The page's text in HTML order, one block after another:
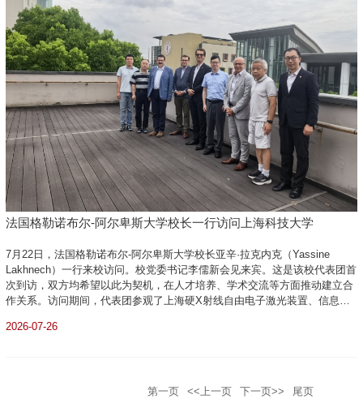
法国格勒诺布尔-阿尔卑斯大学校长一行访问上海科技大学
7月22日，法国格勒诺布尔-阿尔卑斯大学校长亚辛·拉克内克（Yassine
Lakhnech）一行来校访问。校党委书记李儒新会见来宾。这是该校代表团首
次到访，双方均希望以此为契机，在人才培养、学术交流等方面推动建立合
作关系。访问期间，代表团参观了上海硬X射线自由电子激光装置、信息科
心，以及数学科学研究所。相关院所负责人及国际事务处代表参加了交流座
2026-07-26
第一页 <<上一页 下一页>> 尾页